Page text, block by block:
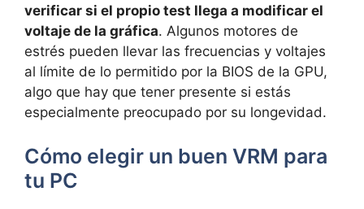
verificar si el propio test llega a modificar el
voltaje de la gráfica. Algunos motores de
estrés pueden llevar las frecuencias y voltajes
al límite de lo permitido por la BIOS de la GPU,
algo que hay que tener presente si estás
especialmente preocupado por su longevidad.
Cómo elegir un buen VRM para
tu PC